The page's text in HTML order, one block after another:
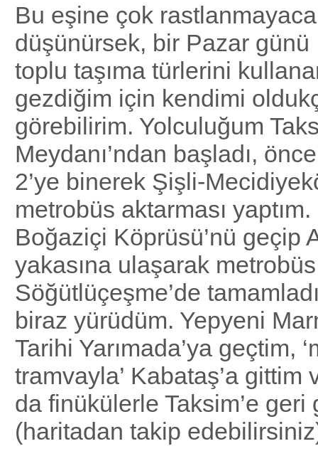
Bu eşine çok
düşünürsek, bir Pazar günü
toplu taşıma türlerini
gezdiğim için kendimi
görebilirim. Yolculuğum
Meydanı’ndan başladı,
2’ye binerek Şişli-
metrobüs aktarması
Boğaziçi Köprüsü’nü geçip
yakasına ulaşarak
Söğütlüçeşme’de
biraz yürüdüm. Yepyeni
Tarihi Yarımada’ya geçtim,
tramvayla’ Kabataş’a gittim
da finükülerle Taksim’e geri
(haritadan takip